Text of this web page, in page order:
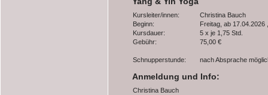
Kursleiter/innen:
Christina Bauch
Beginn:
Freitag, ab 17.04.2026
Kursdauer:
5 x je 1,75 Std.
Gebühr:
75,00 €
Schnupperstunde: nach Absprache
Anmeldung und Info:
Christina Bauch